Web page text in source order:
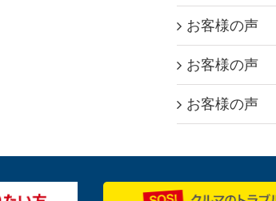
お客様の声
お客様の声
お客様の声